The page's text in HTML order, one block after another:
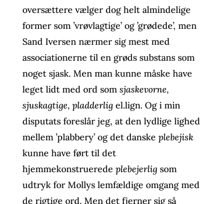
oversættere vælger dog helt almindelige
former som ’vrøvlagtige’ og ’grødede’, men
Sand Iversen nærmer sig mest med
associationerne til en grøds substans som
noget sjask. Men man kunne måske have
leget lidt med ord som sjaskevorne,
sjuskagtige, pladderligel.lign. Og i min
disputats foreslår jeg, at den lydlige lighed
mellem ’plabbery’ og det danske plebejisk
kunne have ført til det
hjemmekonstruerede plebejerligsom
udtryk for Mollys lemfældige omgang med
de rigtige ord. Men det fjerner sig så